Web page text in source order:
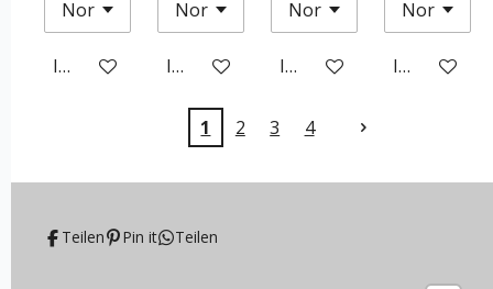
In den WarenkorbIn den WarenkorbIn den WarenkorbIn den
1 2 3 4
Teilen Pin it Teilen